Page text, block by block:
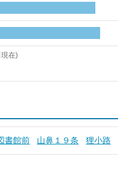
在)
書館前 山鼻１９条 狸小路